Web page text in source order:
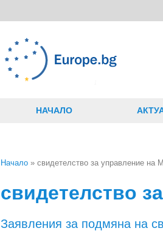
НАЧАЛО
Начало » свидетелство за управление на
свидетелство
Заявления за подмяна на